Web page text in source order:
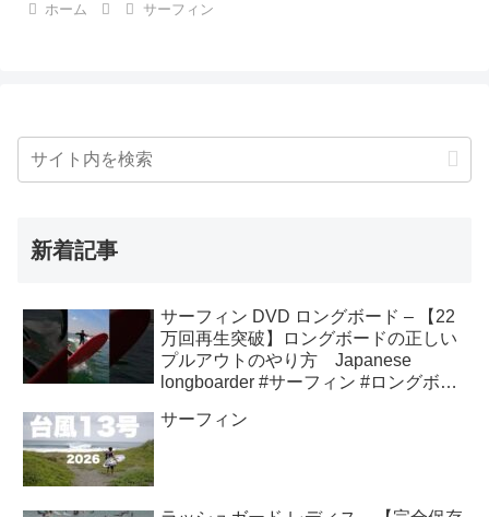
ホーム サーフィン
新着記事
サーフィン DVD ロングボード – 【22
万回再生突破】ロングボードの正しい
プルアウトのやり方 Japanese
longboarder #サーフィン #ロングボー
サーフィン